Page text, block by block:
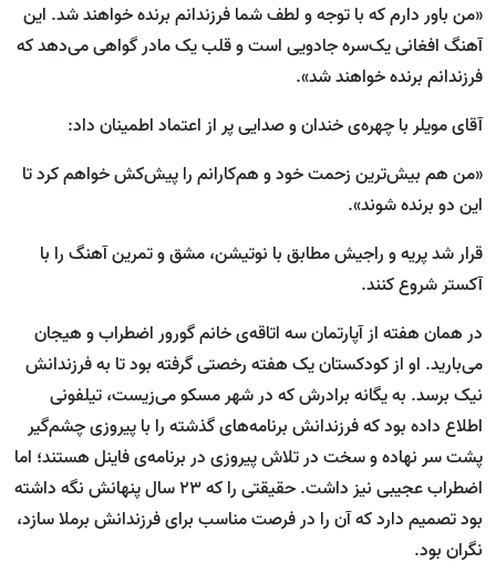
«من باور دارم که با توجه و لطف شما فرزندانم برنده خواهند شد. این
آهنگ افغانی یک‌سره جادویی است و قلب یک مادر گواهی می‌دهد که
فرزندانم برنده خواهند شد».
آقای مویلر با چهره‌ی خندان و صدایی پر از اعتماد اطمینان داد:
«من هم بیش‌ترین زحمت خود و هم‌کارانم را پیش‌کش خواهم کرد تا
این دو برنده شوند».
قرار شد پریه و راجیش مطابق با نوتیشن، مشق و تمرین آهنگ را با
آکستر شروع کنند.
در همان هفته از آپارتمان سه اتاقه‌ی خانم گورور اضطراب و هیجان
می‌بارید. او از کودکستان یک هفته رخصتی گرفته بود تا به فرزندانش
نیک برسد. به یگانه برادرش که در شهر مسکو می‌زیست، تیلفونی
اطلاع داده بود که فرزندانش برنامه‌های گذشته را با پیروزی چشم‌گیر
پشت سر نهاده و سخت در تلاش پیروزی در برنامه‌ی فاینل هستند؛ اما
اضطراب عجیبی نیز داشت. حقیقتی را که ۲۳ سال پنهانش نگه داشته
بود تصمیم دارد که آن را در فرصت مناسب برای فرزندانش برملا سازد،
نگران بود.